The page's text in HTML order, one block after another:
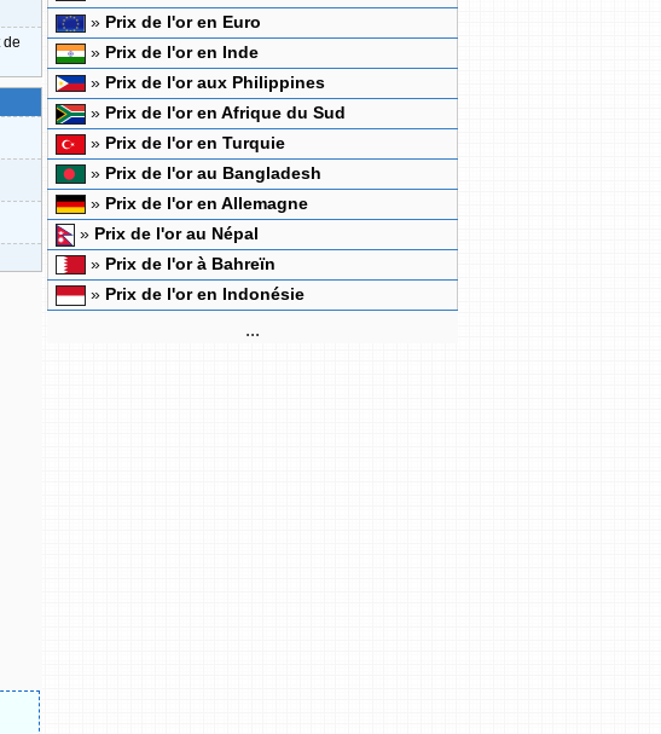
de
» Prix de l'or en Euro
» Prix de l'or en Inde
» Prix de l'or aux Philippines
» Prix de l'or en Afrique du Sud
» Prix de l'or en Turquie
» Prix de l'or au Bangladesh
» Prix de l'or en Allemagne
» Prix de l'or au Népal
» Prix de l'or à Bahreïn
» Prix de l'or en Indonésie
...